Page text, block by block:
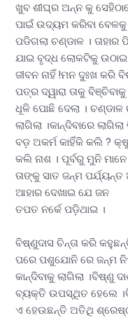
ଖୁବ ଶୀଘ୍ର ଅନ୍ନ କୁ
ପାଇଁ ଉଦ୍ୟମ କରିବା
ପଡିଗଲା ଚଣ୍ଡାଳ । ତାହାର
ଯାଇ ବୃଦ୍ଧ ଲୋକଟିକୁ
ଜୀବନ ନାହିଁ !ମନ ଦୁଃଖ କରି
ପତ୍ର ଦ୍ୱାରା ତାକୁ
ଧୂଳି ପୋଛି ଦେଲା । ଚଣ୍ଡାଳ
ଲାଗିଲା ।କାନ୍ଦିବାରେ
ବଡ଼ ଅକର୍ମ କାହିଁକି କଲି ?
କଲି ନାଶ । ପୂର୍ବରୁ ମୁନି
ତାଙ୍କୁ ସାତ ଜନ୍ମ ପର୍ଯ୍ୟନ୍ତ
ଆହାର ଦେଖାଇ ଯେ ଜନ
ତପତ ନର୍କେ ପଡ଼ିଥାଇ ।
ବିଷ୍ଣୁଦାସ ଚିନ୍ତା କରି
ପରେ ପଶୁଯୋନି ରେ ଜନ୍ମ
କାନ୍ଦିବାକୁ ଲାଗିଲା ।ବିଷ୍ଣୁ
ବ୍ୟକ୍ତି ଉପସ୍ଥିତ ହେଲେ
ଏ ହେଉଛନ୍ତି ଅତିଥି